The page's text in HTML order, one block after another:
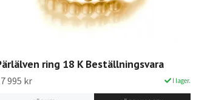
ring 18 K Beställningsvara
995 kr I lager.